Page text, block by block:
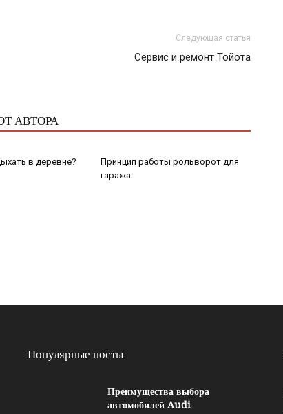
Следующая статья
Сервис и ремонт Тойота
АВТОРА
в деревне?
Принцип работы рольворот для
гаража
Популярные посты
Преимущества выбора
автомобилей Audi